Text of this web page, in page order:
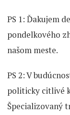
PS 1: Ďakujem
pondelkového
našom meste.
PS 2: V
politicky citlivé
Špecializovaný